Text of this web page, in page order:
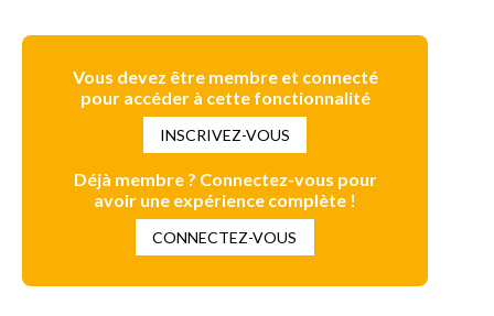
Vous devez être membre et connecté
pour accéder à cette fonctionnalité
INSCRIVEZ-VOUS
Déjà membre ? Connectez-vous pour
avoir une expérience complète !
CONNECTEZ-VOUS